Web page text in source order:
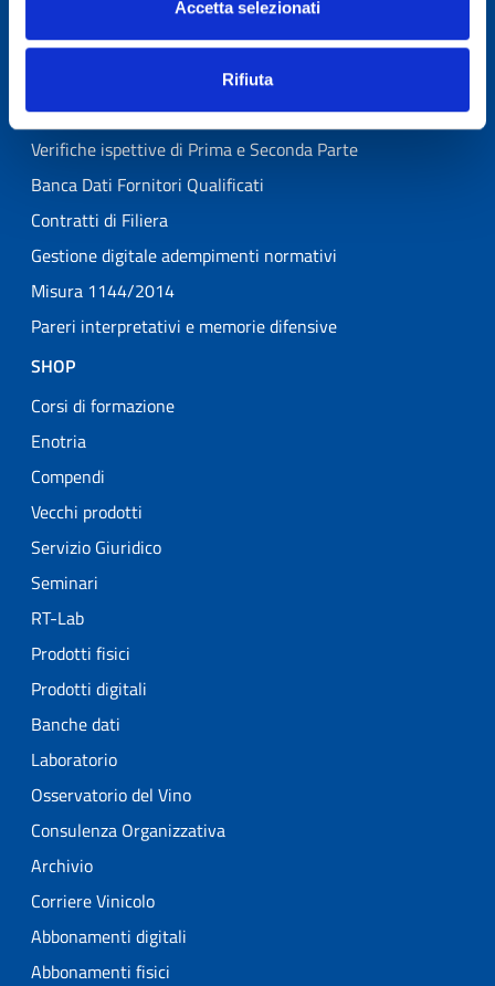
Accetta selezionati
Rifiuta
Banche Dati Giuridiche Online
Consulenza organizzativa per le aziende vitivinicole
Formazione organizzativa e sui sistemi di gestione per le
aziende vitivinicole
Verifiche ispettive di Prima e Seconda Parte
Banca Dati Fornitori Qualificati
Contratti di Filiera
Gestione digitale adempimenti normativi
Misura 1144/2014
Pareri interpretativi e memorie difensive
SHOP
Corsi di formazione
Enotria
Compendi
Vecchi prodotti
Servizio Giuridico
Seminari
RT-Lab
Prodotti fisici
Prodotti digitali
Banche dati
Laboratorio
Osservatorio del Vino
Consulenza Organizzativa
Archivio
Corriere Vinicolo
Abbonamenti digitali
Abbonamenti fisici